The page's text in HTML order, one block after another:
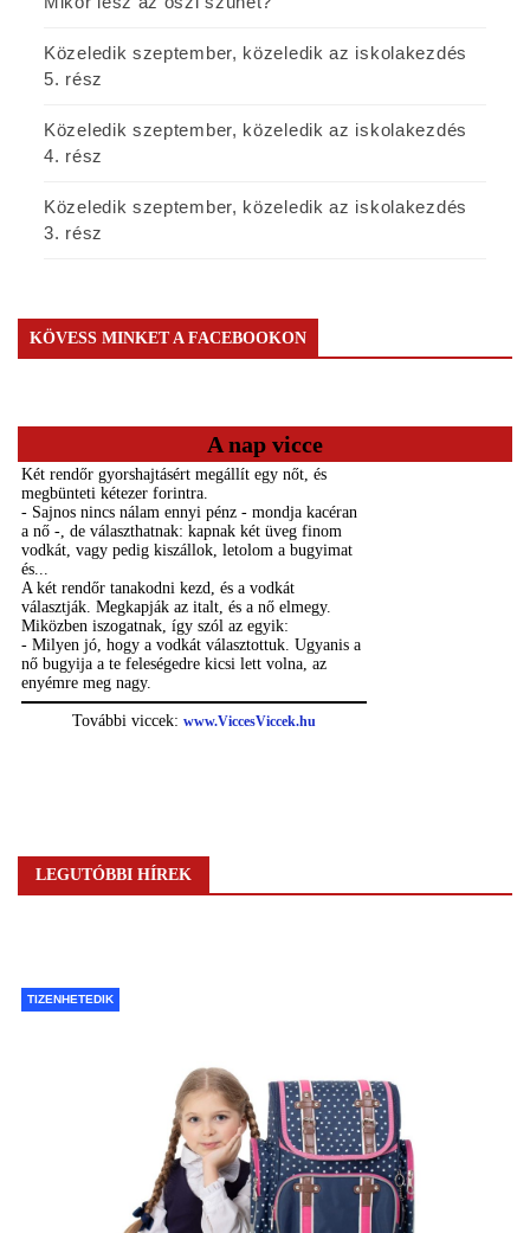
Közeledik szeptember, közeledik az iskolakezdés
5. rész
Közeledik szeptember, közeledik az iskolakezdés
4. rész
Közeledik szeptember, közeledik az iskolakezdés
3. rész
KÖVESS MINKET A FACEBOOKON
A nap vicce
LEGUTÓBBI HÍREK
TIZENHETEDIK